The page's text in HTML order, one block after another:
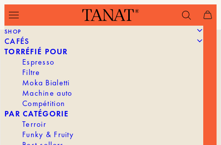
SHOP
CAFÉS
TORRÉFIÉ POUR
Espresso
Filtre
Moka Bialetti
Machine auto
Compétition
PAR CATÉGORIE
Terroir
Funky & Fruity